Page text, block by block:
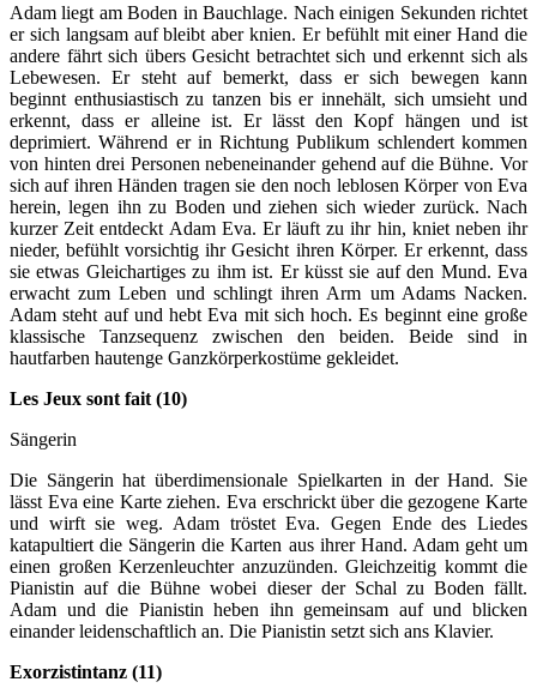
Adam liegt am Boden in Bauchlage. Nach einigen Sekunden richtet
er sich langsam auf bleibt aber knien. Er befühlt mit einer Hand die
andere fährt sich übers Gesicht betrachtet sich und erkennt sich als
Lebewesen. Er steht auf bemerkt, dass er sich bewegen kann
beginnt enthusiastisch zu tanzen bis er innehält, sich umsieht und
erkennt, dass er alleine ist. Er lässt den Kopf hängen und ist
deprimiert. Während er in Richtung Publikum schlendert kommen
von hinten drei Personen nebeneinander gehend auf die Bühne. Vor
sich auf ihren Händen tragen sie den noch leblosen Körper von Eva
herein, legen ihn zu Boden und ziehen sich wieder zurück. Nach
kurzer Zeit entdeckt Adam Eva. Er läuft zu ihr hin, kniet neben ihr
nieder, befühlt vorsichtig ihr Gesicht ihren Körper. Er erkennt, dass
sie etwas Gleichartiges zu ihm ist. Er küsst sie auf den Mund. Eva
erwacht zum Leben und schlingt ihren Arm um Adams Nacken.
Adam steht auf und hebt Eva mit sich hoch. Es beginnt eine große
klassische Tanzsequenz zwischen den beiden. Beide sind in
hautfarben hautenge Ganzkörperkostüme gekleidet.
Les Jeux sont fait (10)
Sängerin
Die Sängerin hat überdimensionale Spielkarten in der Hand. Sie
lässt Eva eine Karte ziehen. Eva erschrickt über die gezogene Karte
und wirft sie weg. Adam tröstet Eva. Gegen Ende des Liedes
katapultiert die Sängerin die Karten aus ihrer Hand. Adam geht um
einen großen Kerzenleuchter anzuzünden. Gleichzeitig kommt die
Pianistin auf die Bühne wobei dieser der Schal zu Boden fällt.
Adam und die Pianistin heben ihn gemeinsam auf und blicken
einander leidenschaftlich an. Die Pianistin setzt sich ans Klavier.
Exorzistintanz (11)